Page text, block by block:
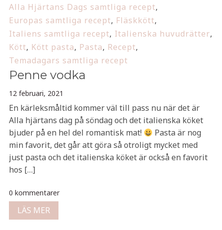
Alla Hjärtans Dags samtliga recept,
Europas samtliga recept, Fläskkött,
Italiens samtliga recept, Italienska huvudrätter,
Kött, Kött pasta, Pasta, Recept,
Temadagars samtliga recept
Penne vodka
12 februari, 2021
En kärleksmåltid kommer väl till pass nu när det är
Alla hjärtans dag på söndag och det italienska köket
bjuder på en hel del romantisk mat!
Pasta är nog
min favorit, det går att göra så otroligt mycket med
just pasta och det italienska köket är också en favorit
hos […]
0 kommentarer
LÄS MER